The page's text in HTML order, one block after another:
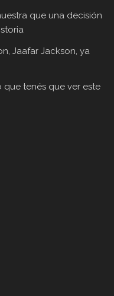
que una decisión
Jaafar Jackson, ya
tenés que ver este